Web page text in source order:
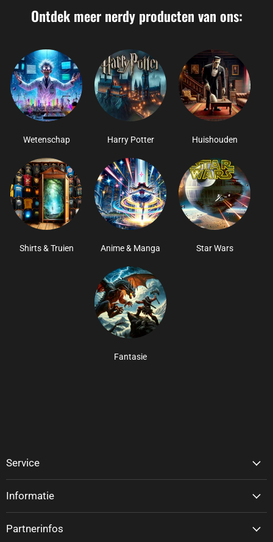
Ontdek meer nerdy producten van ons:
Wetenschap Harry Potter Huishouden
Shirts & Truien Anime & Manga Star Wars
Fantasie
Service
Informatie
Partnerinfos